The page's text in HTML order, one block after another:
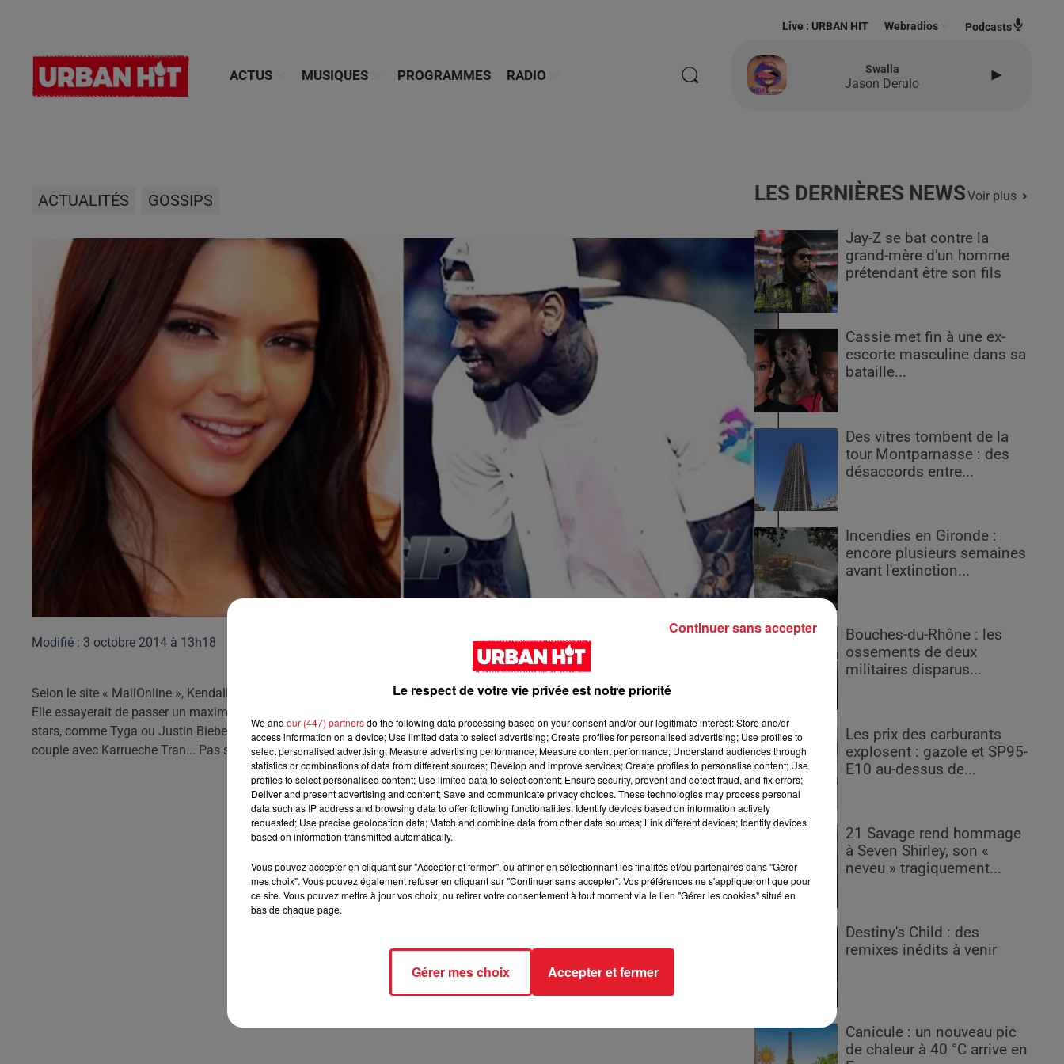
ACTUS MUSIQUES PROGRAMMES RADIO
Live : URBAN HIT Webradios Podcasts
Swalla
Jason Derulo
ACTUALITÉS GOSSIPS
Modifié : 3 octobre 2014 à 13h18
Selon le site « MailOnline », Kendall Jenner, la petite s�?ur de Kim Kardashian, serait obsédée par le rappeur Chris Brown.
Elle essayerait de passer un maximum de temps avec lui et on les a vu ensemble à de nombreuses reprises, au côté d'autres
stars, comme Tyga ou Justin Bieber. La belle veut mettre le grappin sur le bad boy ! Pourtant, le rappeur est actuellement en
couple avec Karrueche Tran... Pas sûr donc que la s�?ur de Kim Kardashian fasse de Chris Brown son Kanye West !
LES DERNIÈRES NEWSVoir plus
Jay-Z se bat contre la
grand-mère d'un homme
prétendant être son fils
Cassie met fin à une ex-
escorte masculine dans sa
bataille...
Des vitres tombent de la
tour Montparnasse : des
désaccords entre...
Incendies en Gironde :
encore plusieurs semaines
avant l'extinction...
Bouches-du-Rhône : les
ossements de deux
militaires disparus...
Les prix des carburants
explosent : gazole et SP95-
E10 au-dessus de...
21 Savage rend hommage
à Seven Shirley, son «
neveu » tragiquement...
Destiny's Child : des
remixes inédits à venir
Canicule : un nouveau pic
de chaleur à 40 °C arrive en
Le respect de votre vie privée est notre priorité
We and our (447) partnersdo the following data processing based on your consent and/or our legitimate interest: Store and/or
access information on a device; Use limited data to select advertising; Create profiles for personalised advertising; Use profiles to
select personalised advertising; Measure advertising performance; Measure content performance; Understand audiences through
statistics or combinations of data from different sources; Develop and improve services; Create profiles to personalise content; Use
profiles to select personalised content; Use limited data to select content; Ensure security, prevent and detect fraud, and fix errors;
Deliver and present advertising and content; Save and communicate privacy choices. These technologies may process personal
data such as IP address and browsing data to offer following functionalities: Identify devices based on information actively
requested; Use precise geolocation data; Match and combine data from other data sources; Link different devices; Identify devices
based on information transmitted automatically.
Vous pouvez accepter en cliquant sur "Accepter et fermer", ou affiner en sélectionnant les finalités et/ou partenaires dans "Gérer
mes choix". Vous pouvez également refuser en cliquant sur "Continuer sans accepter". Vos préférences ne s'appliqueront que pour
ce site. Vous pouvez mettre à jour vos choix, ou retirer votre consentement à tout moment via le lien "Gérer les cookies" situé en
bas de chaque page.
Gérer mes choix Accepter et fermer
Continuer sans accepter